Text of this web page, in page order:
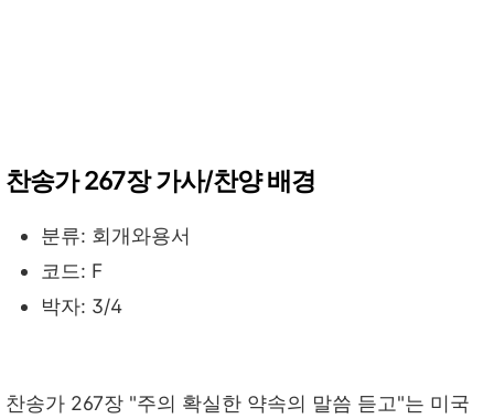
찬송가 267장 가사/찬양 배경
분류: 회개와용서
코드: F
박자: 3/4
찬송가 267장 "주의 확실한 약속의 말씀 듣고"는 미국